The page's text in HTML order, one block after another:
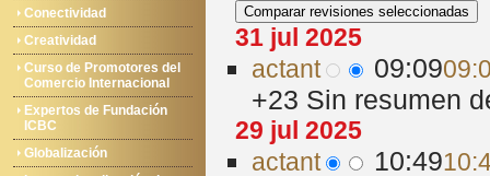
Conectividad
Creatividad
Curso de Promotores del
Comercio Internacional
Expertos de Fundación
ICBC
Globalización
31 jul 2025
actant 09:09
+23 Sin resumen
29 jul 2025
actant 10:49